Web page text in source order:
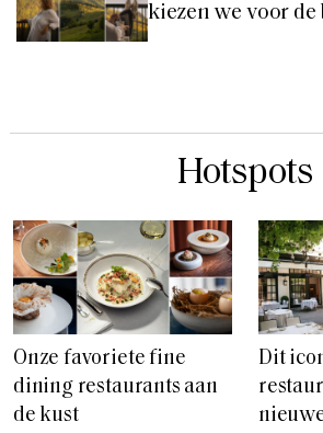
kiezen we voor de
Hotspots
Onze favoriete fine
dining restaurants aan
de kust
Dit